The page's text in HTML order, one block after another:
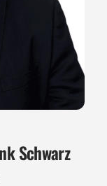
Schwarz